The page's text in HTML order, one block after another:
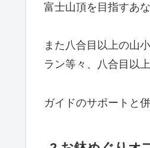
富士山頂を目指すあ
また八合目以上の山
ラン等々、八合目以
ガイドのサポートと